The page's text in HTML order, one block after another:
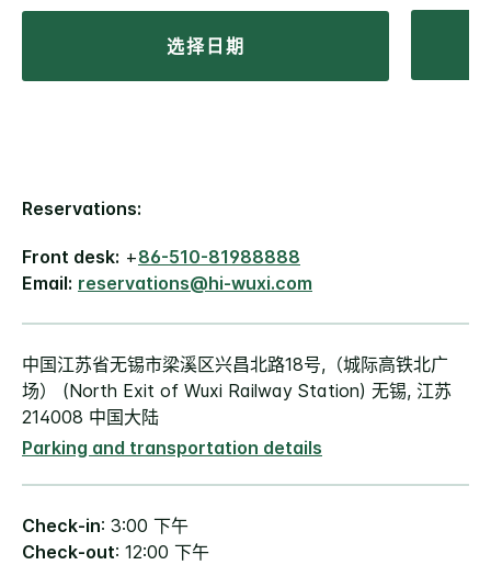
选择日期
Reservations:
Front desk: +86-510-81988888
Email: reservations@hi-wuxi.com
中国江苏省无锡市梁溪区兴昌北路18号,（城际高铁北广
场） (North Exit of Wuxi Railway Station) 无锡, 江苏
214008 中国大陆
Parking and transportation details
Check-in: 3:00 下午
Check-out: 12:00 下午